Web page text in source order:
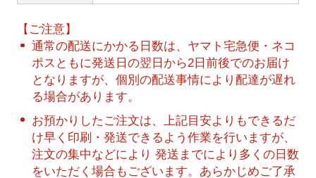
【ご注意】
通常の配送にかかる日数は、ヤマト宅急便・ネコ
ポスともに発送日の翌日から2日前後でのお届け
となりますが、個別の配送事情により配達が遅れ
る場合があります。
お預かりしたご注文は、上記目安よりもできるだ
け早く印刷・発送できるよう作業を行いますが、
注文の集中などにより 発送までにより多くの日数
をいただく場合もございます。あらかじめご了承